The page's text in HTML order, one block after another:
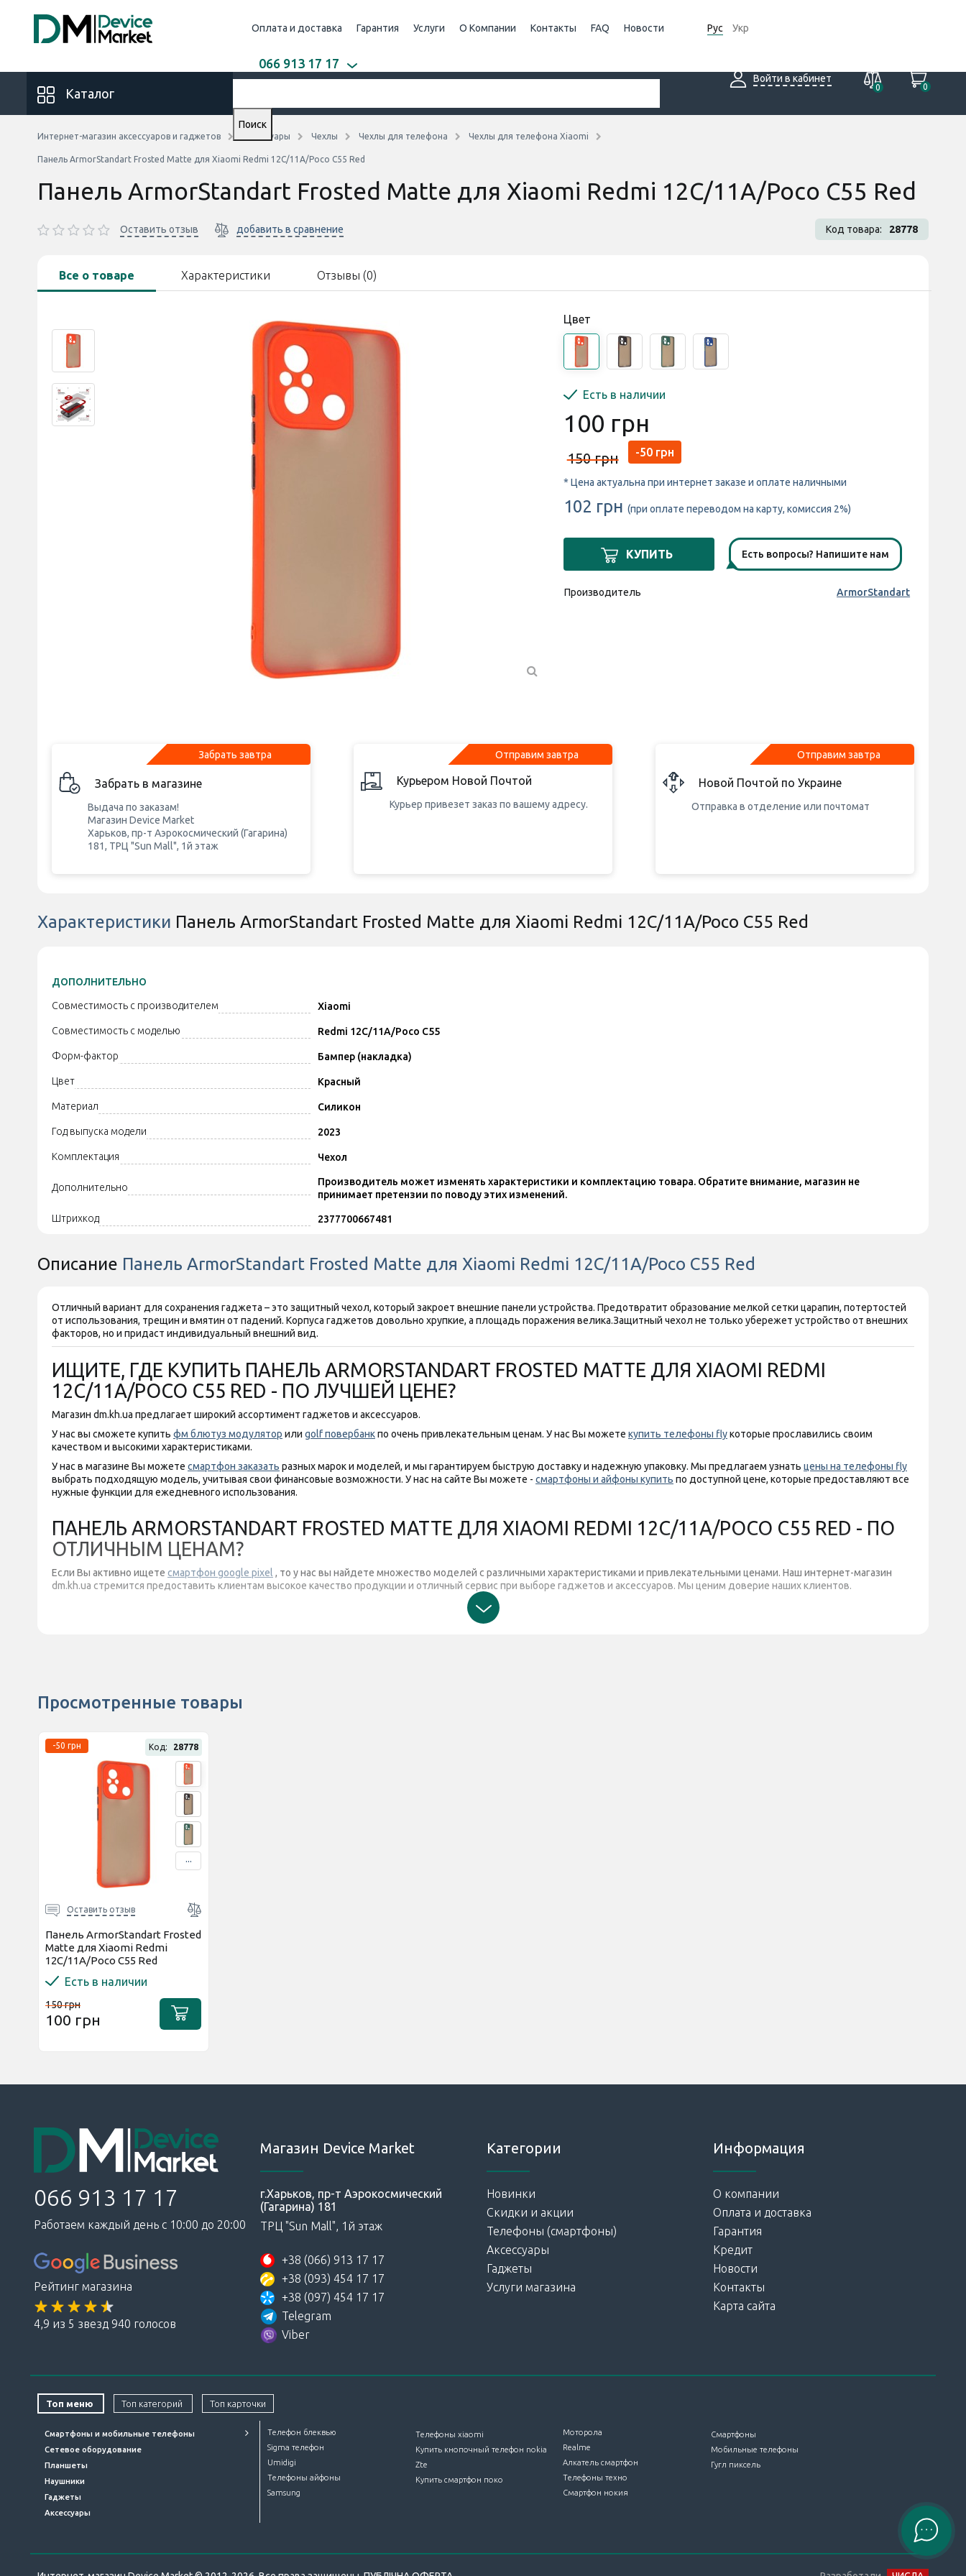
Рус Укр
Оплата и доставка Гарантия Услуги О Компании Контакты FAQ Новости
066 913 17 17
Войти в кабинет
0
0
Каталог
Поиск
Интернет-магазин аксессуаров и гаджетов Аксессуары Чехлы Чехлы для телефона Чехлы для телефона Xiaomi
Панель ArmorStandart Frosted Matte для Xiaomi Redmi 12C/11A/Poco C55 Red
Панель ArmorStandart Frosted Matte для Xiaomi Redmi 12C/11A/Poco C55 Red
Оставить отзыв добавить в сравнение Код товара: 28778
Все о товаре Характеристики Отзывы (0)
Цвет
Есть в наличии
100 грн
150 грн -50 грн
* Цена актуальна при интернет заказе и оплате наличными
102 грн (при оплате переводом на карту, комиссия 2%)
КУПИТЬ Есть вопросы? Напишите нам
Производитель ArmorStandart
Забрать завтра
Забрать в магазине
Выдача по заказам!
Магазин Device Market
Харьков, пр-т Аэрокосмический (Гагарина)
181, ТРЦ "Sun Mall", 1й этаж
Отправим завтра
Курьером Новой Почтой
Курьер привезет заказ по вашему адресу.
Отправим завтра
Новой Почтой по Украине
Отправка в отделение или почтомат
Характеристики Панель ArmorStandart Frosted Matte для Xiaomi Redmi 12C/11A/Poco C55 Red
ДОПОЛНИТЕЛЬНО
Совместимость с производителем Xiaomi
Совместимость с моделью Redmi 12C/11A/Poco C55
Форм-фактор Бампер (накладка)
Цвет Красный
Материал Силикон
Год выпуска модели 2023
Комплектация Чехол
Дополнительно
Производитель может изменять характеристики и комплектацию товара. Обратите внимание, магазин не
принимает претензии по поводу этих изменений.
Штрихкод 2377700667481
Описание Панель ArmorStandart Frosted Matte для Xiaomi Redmi 12C/11A/Poco C55 Red
Отличный вариант для сохранения гаджета – это защитный чехол, который закроет внешние панели устройства. Предотвратит образование мелкой сетки царапин, потертостей
от использования, трещин и вмятин от падений. Корпуса гаджетов довольно хрупкие, а площадь поражения велика.Защитный чехол не только убережет устройство от внешних
факторов, но и придаст индивидуальный внешний вид.
ИЩИТЕ, ГДЕ КУПИТЬ ПАНЕЛЬ ARMORSTANDART FROSTED MATTE ДЛЯ XIAOMI REDMI
12C/11A/POCO C55 RED - ПО ЛУЧШЕЙ ЦЕНЕ?
Магазин dm.kh.ua предлагает широкий ассортимент гаджетов и аксессуаров.
У нас вы сможете купить фм блютуз модулятор или golf повербанкпо очень привлекательным ценам. У нас Вы можете купить телефоны flyкоторые прославились своим
качеством и высокими характеристиками.
У нас в магазине Вы можете смартфон заказать разных марок и моделей, и мы гарантируем быструю доставку и надежную упаковку. Мы предлагаем узнать цены на телефоны fly
выбрать подходящую модель, учитывая свои финансовые возможности. У нас на сайте Вы можете - смартфоны и айфоны купить по доступной цене, которые предоставляют все
нужные функции для ежедневного использования.
ПАНЕЛЬ ARMORSTANDART FROSTED MATTE ДЛЯ XIAOMI REDMI 12C/11A/POCO C55 RED - ПО
ОТЛИЧНЫМ ЦЕНАМ?
Если Вы активно ищете смартфон google pixel , то у нас вы найдете множество моделей с различными характеристиками и привлекательными ценами. Наш интернет-магазин
dm.kh.ua стремится предоставить клиентам высокое качество продукции и отличный сервис при выборе гаджетов и аксессуаров. Мы ценим доверие наших клиентов.
Просмотренные товары
...
Код: 28778
-50 грн
Оставить отзыв
Панель ArmorStandart Frosted
Matte для Xiaomi Redmi
12C/11A/Poco C55 Red
Есть в наличии
150 грн
100 грн
066 913 17 17
Работаем каждый день с 10:00 до 20:00
Рейтинг магазина
4,9 из 5 звезд 940 голосов
Магазин Device Market
г.Харьков, пр-т Аэрокосмический
(Гагарина) 181
ТРЦ "Sun Mall", 1й этаж
+38 (066) 913 17 17
+38 (093) 454 17 17
+38 (097) 454 17 17
Telegram
Viber
Категории
Новинки
Скидки и акции
Телефоны (смартфоны)
Аксессуары
Гаджеты
Услуги магазина
Информация
О компании
Оплата и доставка
Гарантия
Кредит
Новости
Контакты
Карта сайта
Топ меню Топ категорий Топ карточки
Смартфоны и мобильные телефоны
Сетевое оборудование
Планшеты
Наушники
Гаджеты
Аксессуары
Телефон блеквью
Sigma телефон
Umidigi
Телефоны айфоны
Samsung
Телефоны xiaomi
Купить кнопочный телефон nokia
Zte
Купить смартфон поко
Моторола
Realme
Алкатель смартфон
Телефоны техно
Смартфон нокия
Смартфоны
Мобильные телефоны
Гугл пиксель